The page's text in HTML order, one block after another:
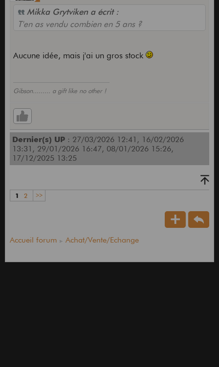
Mikka Grytviken a écrit :
T'en as vendu combien en 5 ans ?
Aucune idée, mais j'ai un gros stock
Gibson......... a gift like no other !
Dernier(s) UP: 27/03/2026 12:41, 16/02/2026
13:31, 29/01/2026 16:47, 08/01/2026 15:26,
17/12/2025 13:25
1 2 >>
Accueil forum Achat/Vente/Echange